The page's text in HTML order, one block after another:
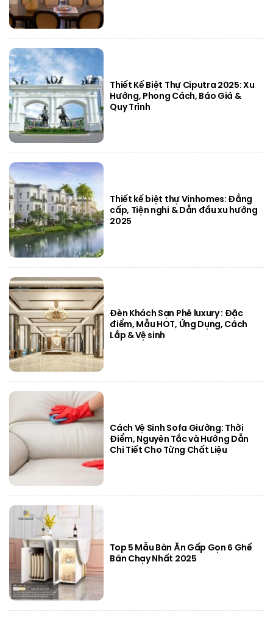
Thiết Kế Biệt Thự Ciputra 2025: Xu
Hướng, Phong Cách, Báo Giá &
Quy Trình
Thiết kế biệt thự Vinhomes: Đẳng
cấp, Tiện nghi & Dẫn đầu xu hướng
2025
Đèn Khách Sạn Phê luxury : Đặc
điểm, Mẫu HOT, Ứng Dụng, Cách
Lắp & Vệ sinh
Cách Vệ Sinh Sofa Giường: Thời
Điểm, Nguyên Tắc và Hướng Dẫn
Chi Tiết Cho Từng Chất Liệu
Top 5 Mẫu Bàn Ăn Gấp Gọn 6 Ghế
Bán Chạy Nhất 2025